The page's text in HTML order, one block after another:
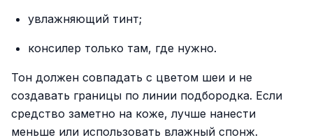
увлажняющий тинт;
консилер только там, где нужно.
Тон должен совпадать с цветом шеи и не
создавать границы по линии подбородка. Если
средство заметно на коже, лучше нанести
меньше или использовать влажный спонж.